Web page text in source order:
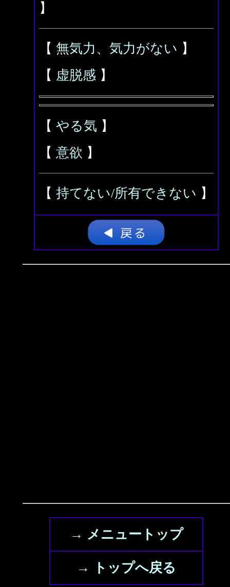
】
【 無気力、気力がない 】
【 虚脱感 】
【 やる気 】
【 意欲 】
【 持てない/所有できない 】
→ メニュートップ
→ トップへ戻る